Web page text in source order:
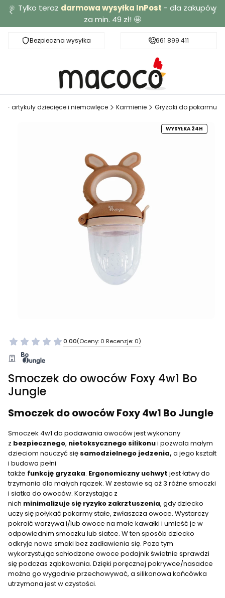
🔆 Tylko teraz darmowa wysyłka InPost - dla zakupów
za min. 49 zł! 🤩
Bezpieczna wysyłka Darmowa dostawa od 49 zł
661 899 411
- artykuły dziecięce i niemowlęce Karmienie Gryzaki do pokarmu
WYSYŁKA 24H
0.00(Oceny: 0 Recenzje: 0)
Smoczek do owoców Foxy 4w1 Bo
Jungle
Smoczek do owoców Foxy 4w1 Bo Jungle
Smoczek 4w1 do podawania owoców jest wykonany
z bezpiecznego, nietoksycznego silikonui pozwala małym
dzieciom nauczyć się samodzielnego jedzenia, a jego kształt
i budowa pełni
także funkcję gryzaka. Ergonomiczny uchwyt jest łatwy do
trzymania dla małych rączek. W zestawie są aż 3 różne smoczki
i siatka do owoców. Korzystając z
nich minimalizuje się ryzyko zakrztuszenia, gdy dziecko
uczy się połykać pokarmy stałe, zwłaszcza owoce. Wystarczy
pokroić warzywa i/lub owoce na małe kawałki i umieść je w
odpowiednim smoczku lub siatce. W ten sposób dziecko
odkryje nowe smaki bez zadławienia się. Poza tym
wykorzystując schłodzone owoce podajnik świetnie sprawdzi
się podczas ząbkowania. Dzięki poręcznej pokrywce/nasadce
można go wygodnie przechowywać, a silikonowa końcówka
utrzymana jest w czystości.